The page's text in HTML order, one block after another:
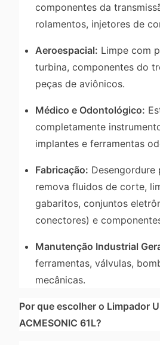
componentes da
rolamentos, injetores de
Aeroespacial: Limpe com
turbina, componentes do
peças de aviônicos.
Médico e Odontológico:
completamente
implantes e ferramentas
Fabricação: Desengordure
remova fluidos de corte,
gabaritos, conjuntos
conectores) e
Manutenção Industrial
ferramentas, válvulas,
mecânicas.
Por que escolher o Limpador
ACMESONIC 61L?